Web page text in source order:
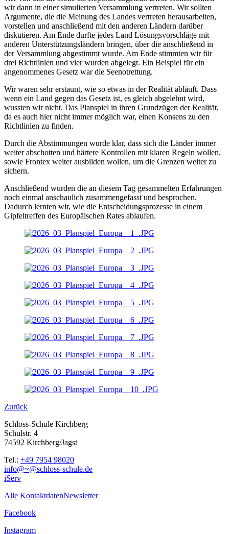
wir dann in einer simulierten Versammlung vertreten. Wir sollten
Argumente, die die Meinung des Landes vertreten herausarbeiten,
vorstellen und anschließend mit den anderen Ländern darüber
diskutieren. Am Ende durfte jedes Land Lösungsvorschläge mit
anderen Unterstützungsländern bringen, über die anschließend in
der Versammlung abgestimmt wurde. Am Ende stimmten wir für
drei Richtlinien und vier wurden abgelegt. Ein Beispiel für ein
angenommenes Gesetz war die Seenotrettung.
Wir waren sehr erstaunt, wie so etwas in der Realität abläuft. Dass
wenn ein Land gegen das Gesetz ist, es gleich abgelehnt wird,
wussten wir nicht. Das Planspiel in ihren Grundzügen der Realität,
da es auch hier nicht immer möglich war, einen Konsens zu den
Richtlinien zu finden.
Durch die Abstimmungen wurde klar, dass sich die Länder immer
weiter abschotten und härtere Kontrollen mit klaren Regeln wollen,
sowie Frontex weiter ausbilden wollen, um die Grenzen weiter zu
sichern.
Anschließend wurden die an diesem Tag gesammelten Erfahrungen
noch einmal anschaulich zusammengefasst und besprochen.
Dadurch lernten wir, wie die Entscheidungsprozesse in einem
Gipfeltreffen des Europäischen Rates ablaufen.
Zurück
Schloss-Schule Kirchberg
Schulstr. 4
74592 Kirchberg/Jagst
Tel.: +49 7954 98020
info@~@schloss-schule.de
iServ
Alle KontaktdatenNewsletter
Facebook
Instagram